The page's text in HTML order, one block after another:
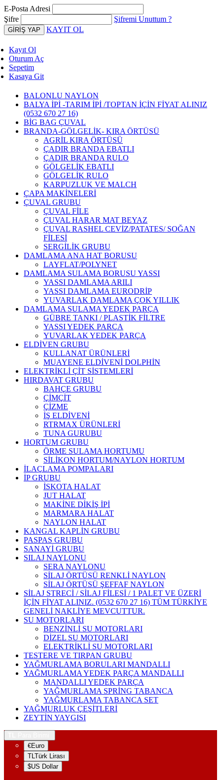
E-Posta Adresi
Şifre
Şifremi Unuttum ?
KAYIT OL
Kayıt Ol
Oturum Aç
Sepetim
Kasaya Git
BALONLU NAYLON
BALYA İPİ -TARIM İPİ /TOPTAN İÇİN FİYAT ALINIZ
(0532 670 27 16)
BİG BAG ÇUVAL
BRANDA-GÖLGELİK- KIRA ÖRTÜSÜ
AGRİL KIRA ÖRTÜSÜ
ÇADIR BRANDA EBATLI
ÇADIR BRANDA RULO
GÖLGELİK EBATLI
GÖLGELİK RULO
KARPUZLUK VE MALCH
ÇAPA MAKİNELERİ
ÇUVAL GRUBU
ÇUVAL FİLE
ÇUVAL HARAR MAT BEYAZ
ÇUVAL RASHEL CEVİZ/PATATES/ SOĞAN
FİLESİ
SERGİLİK GRUBU
DAMLAMA ANA HAT BORUSU
LAYFLAT/POLYNET
DAMLAMA SULAMA BORUSU YASSI
YASSI DAMLAMA ARILI
YASSI DAMLAMA EURODRİP
YUVARLAK DAMLAMA ÇOK YILLIK
DAMLAMA SULAMA YEDEK PARÇA
GÜBRE TANKI / PLASTİK FİLTRE
YASSI YEDEK PARÇA
YUVARLAK YEDEK PARÇA
ELDİVEN GRUBU
KULLANAT ÜRÜNLERİ
MUAYENE ELDİVENİ DOLPHİN
ELEKTRİKLİ ÇİT SİSTEMLERİ
HIRDAVAT GRUBU
BAHÇE GRUBU
ÇİMÇİT
ÇİZME
İŞ ELDİVENİ
RTRMAX ÜRÜNLERİ
TUNA GURUBU
HORTUM GRUBU
ÖRME SULAMA HORTUMU
SİLİKON HORTUM/NAYLON HORTUM
İLAÇLAMA POMPALARI
İP GRUBU
İSKOTA HALAT
JUT HALAT
MAKİNE DİKİŞ İPİ
MARMARA HALAT
NAYLON HALAT
KANGAL KAPLİN GRUBU
PASPAS GRUBU
SANAYİ GRUBU
SILAJ NAYLONU
SERA NAYLONU
SİLAJ ÖRTÜSÜ RENKLİ NAYLON
SİLAJ ÖRTÜSÜ ŞEFFAF NAYLON
SİLAJ STRECİ / SİLAJ FİLESİ / 1 PALET VE ÜZERİ
İÇİN FİYAT ALINIZ. (0532 670 27 16) TÜM TÜRKİYE
GENELİ NAKLİYE MEVCUTTUR.
SU MOTORLARI
BENZİNLİ SU MOTORLARI
DİZEL SU MOTORLARI
ELEKTRİKLİ SU MOTORLARI
TESTERE VE TIRPAN GRUBU
YAĞMURLAMA BORULARI MANDALLI
YAĞMURLAMA YEDEK PARÇA MANDALLI
MANDALLI YEDEK PARÇA
YAĞMURLAMA SPRİNG TABANCA
YAĞMURLAMA TABANCA SET
YAĞMURLUK ÇEŞİTLERİ
ZEYTİN YAYGISI
€Euro
TLTürk Lirası
$US Dollar